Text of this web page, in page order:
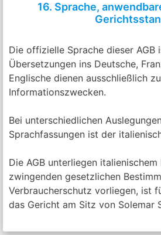
16. Sprache,
Die offizielle Sprache dieser AGB
Übersetzungen ins Deutsche,
Englische dienen ausschließlich zu
Informationszwecken.
Bei unterschiedlichen
Sprachfassungen ist der
Die AGB unterliegen
zwingenden gesetzlichen
Verbraucherschutz vorliegen, ist
das Gericht am Sitz von Solemar